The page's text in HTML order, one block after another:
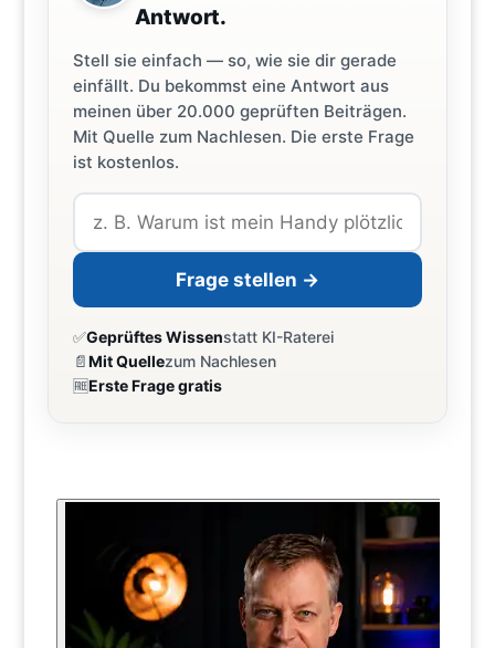
Antwort.
Stell sie einfach — so, wie sie dir gerade
einfällt. Du bekommst eine Antwort aus
meinen über 20.000 geprüften Beiträgen.
Mit Quelle zum Nachlesen. Die erste Frage
ist kostenlos.
Frage stellen →
✅Geprüftes Wissenstatt KI-Raterei
📄Mit Quellezum Nachlesen
🆓Erste Frage gratis